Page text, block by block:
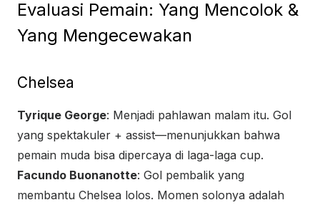
Evaluasi Pemain: Yang Mencolok &
Yang Mengecewakan
Chelsea
Tyrique George: Menjadi pahlawan malam itu. Gol
yang spektakuler + assist—menunjukkan bahwa
pemain muda bisa dipercaya di laga-laga cup.
Facundo Buonanotte: Gol pembalik yang
membantu Chelsea lolos. Momen solonya adalah